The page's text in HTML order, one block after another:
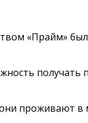
«Прайм»
получать
проживают